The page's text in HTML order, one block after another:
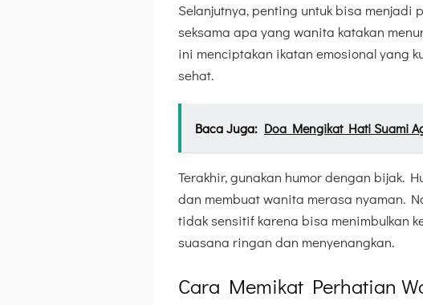
Selanjutnya, penting untuk bisa
seksama apa yang wanita katakan
ini menciptakan ikatan emosional yang
sehat.
Baca Juga: Doa Mengikat Hati Suami
Terakhir, gunakan humor dengan bijak.
dan membuat wanita merasa nyaman.
tidak sensitif karena bisa menimbulkan
suasana ringan dan menyenangkan.
Cara Memikat Perhatian